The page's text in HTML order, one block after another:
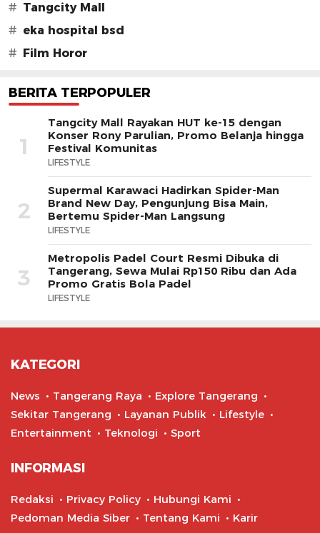
# Tangcity Mall
# eka hospital bsd
#
Film Horor
BERITA TERPOPULER
1
Tangcity Mall Rayakan HUT ke-15 dengan
Konser Rony Parulian, Promo Belanja hingga
Festival Komunitas
LIFESTYLE
2
Supermal Karawaci Hadirkan Spider-Man
Brand New Day, Pengunjung Bisa Main,
Bertemu Spider-Man Langsung
LIFESTYLE
3
Metropolis Padel Court Resmi Dibuka di
Tangerang, Sewa Mulai Rp150 Ribu dan Ada
Promo Gratis Bola Padel
LIFESTYLE
KATEGORI
News Tangerang Raya
Explore Tangerang
Sekitar Tangerang
Layanan Publik
Lifestyle
Entertainment
Teknologi Sport
INFORMASI
Redaksi Privacy Policy
Hubungi Kami
Pedoman Media Siber
Tentang Kami Karir